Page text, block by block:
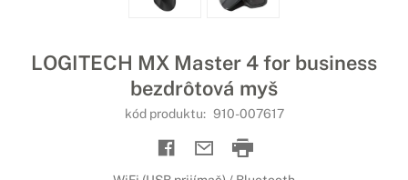
LOGITECH MX Master 4 for business
bezdrôtová myš
kód produktu: 910-007617